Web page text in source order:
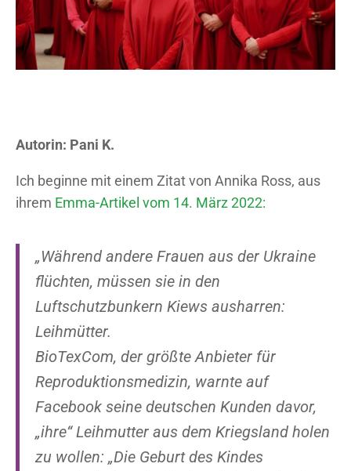
Autorin: Pani K.
Ich beginne mit einem Zitat von Annika Ross, aus
ihrem Emma-Artikel vom 14. März 2022:
„Während andere Frauen aus der Ukraine
flüchten, müssen sie in den
Luftschutzbunkern Kiews ausharren:
Leihmütter.
BioTexCom, der größte Anbieter für
Reproduktionsmedizin, warnte auf
Facebook seine deutschen Kunden davor,
„ihre“ Leihmutter aus dem Kriegsland holen
zu wollen: „Die Geburt des Kindes